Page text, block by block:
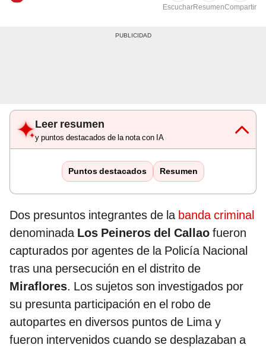
EscucharResumenCompartir
Leer resumen
y puntos destacados de la nota con IA
Puntos destacados Resumen
Dos presuntos integrantes de la banda criminal
denominada Los Peineros del Callao fueron
capturados por agentes de la Policía Nacional
tras una persecución en el distrito de
Miraflores. Los sujetos son investigados por
su presunta participación en el robo de
autopartes en diversos puntos de Lima y
fueron intervenidos cuando se desplazaban a